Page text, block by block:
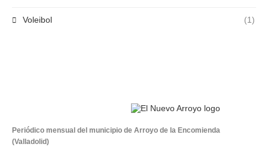
Voleibol (1)
Periódico mensual del municipio de Arroyo de la Encomienda
(Valladolid)